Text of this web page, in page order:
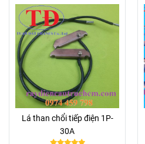
Lá than chổi tiếp điện 1P-
30A